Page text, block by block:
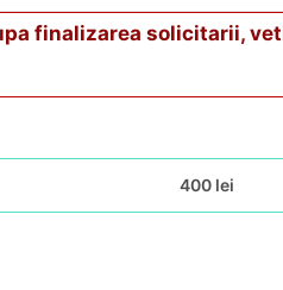
finalizarea solicitarii,
400 lei